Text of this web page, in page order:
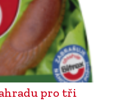
pro tři